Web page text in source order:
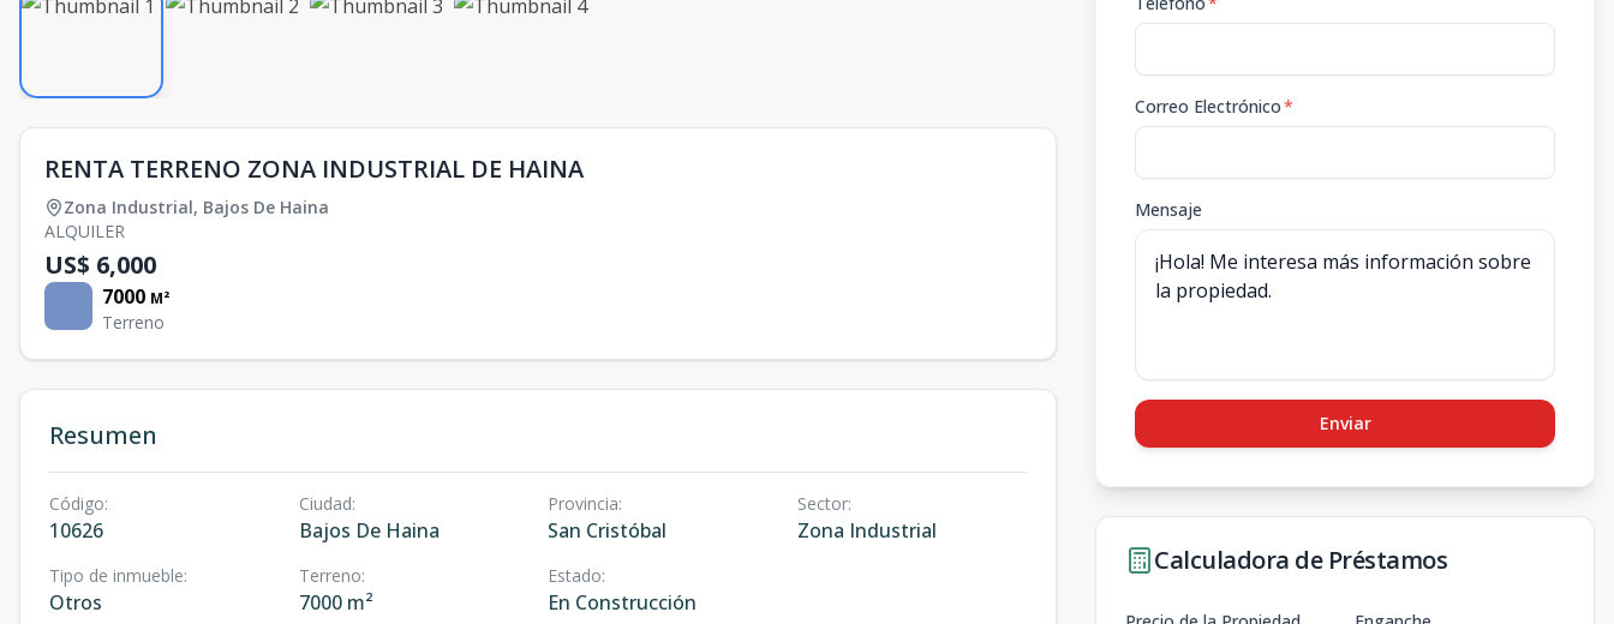
RENTA TERRENO ZONA INDUSTRIAL DE HAINA
Zona Industrial, Bajos De Haina
ALQUILER
US$ 6,000
7000 M²
Terreno
Resumen
Código:
10626
Ciudad:
Bajos De Haina
Provincia:
San Cristóbal
Sector:
Zona Industrial
Tipo de inmueble:
Otros
Terreno:
7000 m²
Estado:
En Construcción
Correo Electrónico*
Mensaje
Enviar
Calculadora de Préstamos